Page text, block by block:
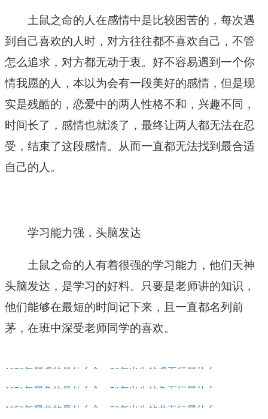
土鼠之命的人在感情中是比较困苦的，每次遇
到自己喜欢的人时，对方往往都不喜欢自己，不管
怎么追求，对方都无动于衷。好不容易遇到一个你
情我愿的人，本以为会有一段美好的感情，但是现
实是残酷的，恋爱中的两人性格不和，兴趣不同，
时间长了，感情也就淡了，最终让两人都无法在忍
受，结束了这段感情。从而一直都无法找到最合适
自己的人。
学习能力强，头脑发达
土鼠之命的人有着很强的学习能力，他们天神
头脑发达，是学习的好料。只要是老师讲的知识，
他们能够在最短的时间记下来，且一直都名列前
茅，在班中深受老师同学的喜欢。
1950年属虎的是什么命，50年出生的虎五行属什么
1951年属兔的是什么命，51年出生的兔五行属什么
1952年属龙的是什么命，52年出生的龙五行属什么